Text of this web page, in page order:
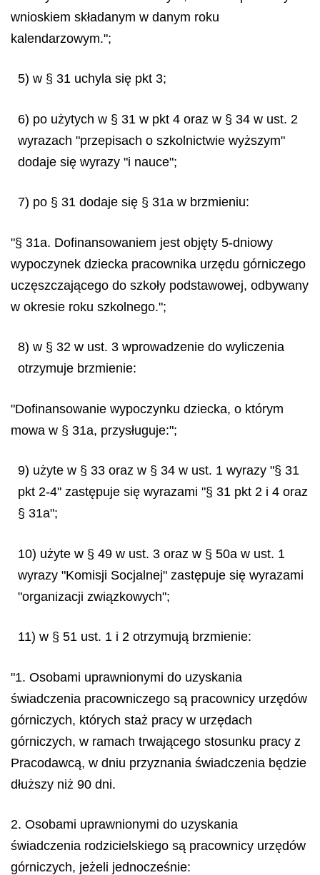
wnioskiem składanym w danym roku
kalendarzowym.";
5) w § 31 uchyla się pkt 3;
6) po użytych w § 31 w pkt 4 oraz w § 34 w ust. 2
wyrazach "przepisach o szkolnictwie wyższym"
dodaje się wyrazy "i nauce";
7) po § 31 dodaje się § 31a w brzmieniu:
"§ 31a. Dofinansowaniem jest objęty 5-dniowy
wypoczynek dziecka pracownika urzędu górniczego
uczęszczającego do szkoły podstawowej, odbywany
w okresie roku szkolnego.";
8) w § 32 w ust. 3 wprowadzenie do wyliczenia
otrzymuje brzmienie:
"Dofinansowanie wypoczynku dziecka, o którym
mowa w § 31a, przysługuje:";
9) użyte w § 33 oraz w § 34 w ust. 1 wyrazy "§ 31
pkt 2-4" zastępuje się wyrazami "§ 31 pkt 2 i 4 oraz
§ 31a";
10) użyte w § 49 w ust. 3 oraz w § 50a w ust. 1
wyrazy "Komisji Socjalnej" zastępuje się wyrazami
"organizacji związkowych";
11) w § 51 ust. 1 i 2 otrzymują brzmienie:
"1. Osobami uprawnionymi do uzyskania
świadczenia pracowniczego są pracownicy urzędów
górniczych, których staż pracy w urzędach
górniczych, w ramach trwającego stosunku pracy z
Pracodawcą, w dniu przyznania świadczenia będzie
dłuższy niż 90 dni.
2. Osobami uprawnionymi do uzyskania
świadczenia rodzicielskiego są pracownicy urzędów
górniczych, jeżeli jednocześnie: